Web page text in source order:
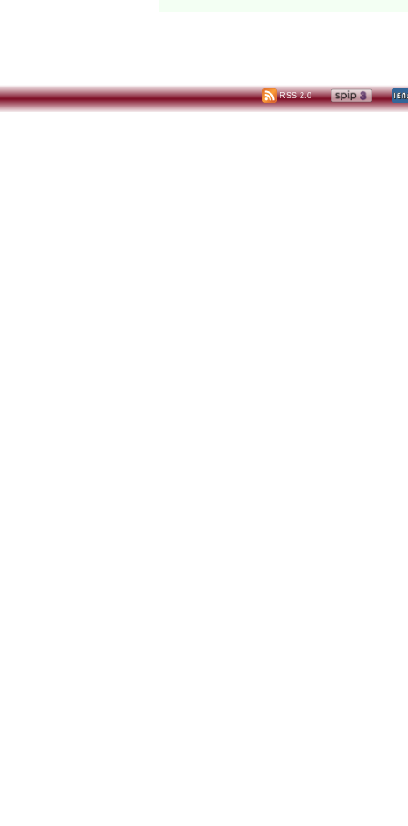
RSS 2.0